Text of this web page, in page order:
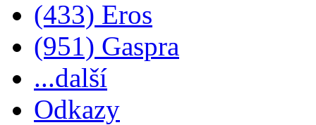
(433) Eros
(951) Gaspra
...další
Odkazy